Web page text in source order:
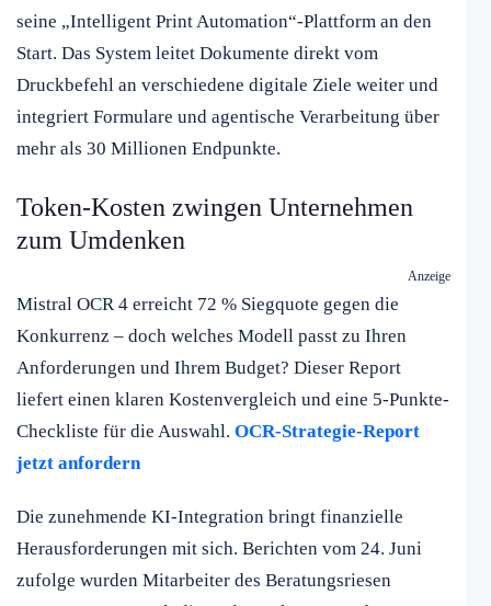
seine „Intelligent Print Automation“-Plattform an den
Start. Das System leitet Dokumente direkt vom
Druckbefehl an verschiedene digitale Ziele weiter und
integriert Formulare und agentische Verarbeitung über
mehr als 30 Millionen Endpunkte.
Token-Kosten zwingen Unternehmen
zum Umdenken
Anzeige
Mistral OCR 4 erreicht 72 % Siegquote gegen die
Konkurrenz – doch welches Modell passt zu Ihren
Anforderungen und Ihrem Budget? Dieser Report
liefert einen klaren Kostenvergleich und eine 5-Punkte-
Checkliste für die Auswahl. OCR-Strategie-Report
jetzt anfordern
Die zunehmende KI-Integration bringt finanzielle
Herausforderungen mit sich. Berichten vom 24. Juni
zufolge wurden Mitarbeiter des Beratungsriesen